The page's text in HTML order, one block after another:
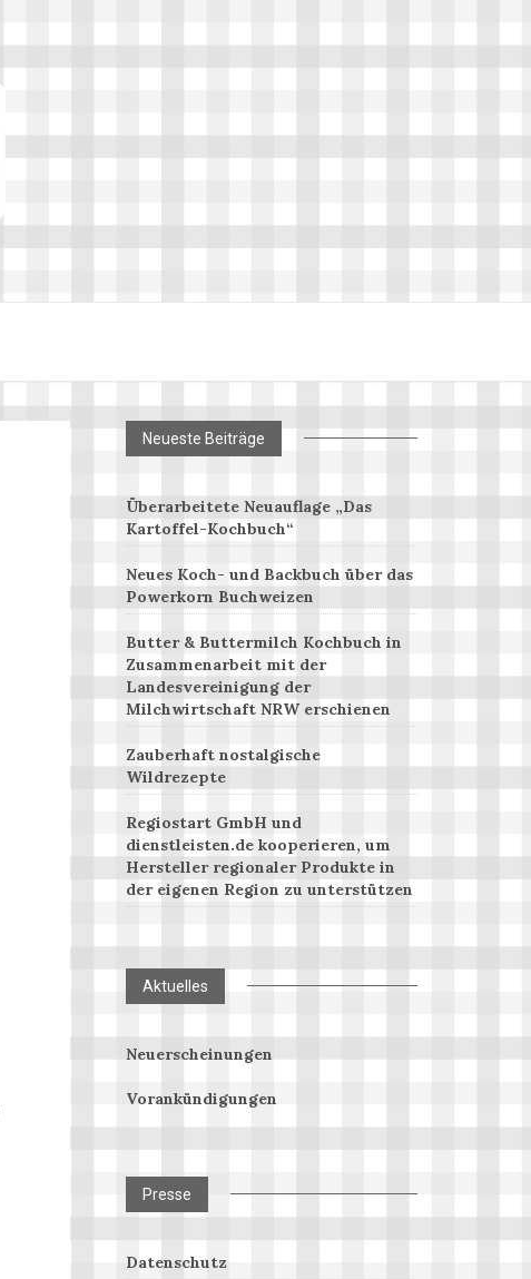
Neueste Beiträge
Überarbeitete Neuauflage „Das
Kartoffel-Kochbuch“
Neues Koch- und Backbuch über das
Powerkorn Buchweizen
Butter & Buttermilch Kochbuch in
Zusammenarbeit mit der
Landesvereinigung der
Milchwirtschaft NRW erschienen
Zauberhaft nostalgische
Wildrezepte
Regiostart GmbH und
dienstleisten.de kooperieren, um
Hersteller regionaler Produkte in
der eigenen Region zu unterstützen
Aktuelles
Neuerscheinungen
Vorankündigungen
Presse
Datenschutz